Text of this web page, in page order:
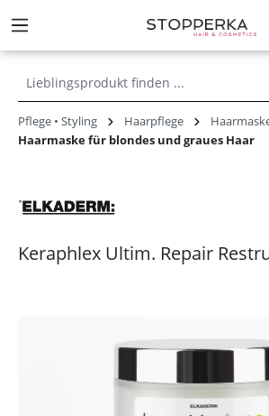
springen
Pflege • Styling Haarpflege
Haarmaske für blondes und graues Haar
Keraphlex Ultim. Repair